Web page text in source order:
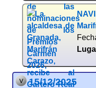
15/12/2025